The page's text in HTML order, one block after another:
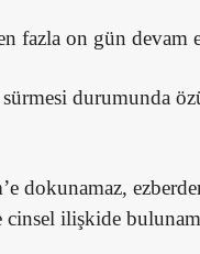
fazla on gün devam
durumunda
dokunamaz,
cinsel ilişkide